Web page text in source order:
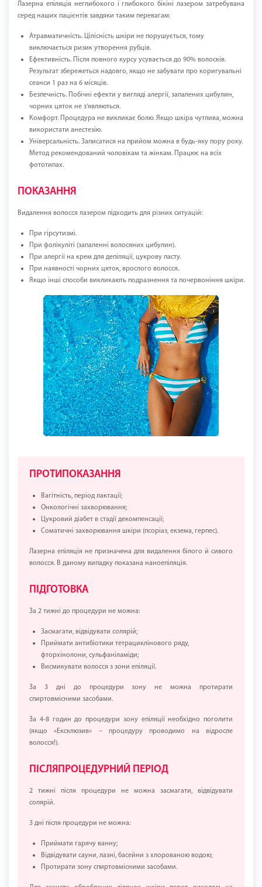
Лазерна епіляція неглибокого і глибокого бікіні лазером затребувана
серед наших пацієнтів завдяки таким перевагам:
Атравматичність. Цілісність шкіри не порушується, тому
виключається ризик утворення рубців.
Ефективність. Після повного курсу усувається до 90% волосків.
Результат збережеться надовго, якщо не забувати про коригувальні
сеанси 1 раз на 6 місяців.
Безпечність. Побічні ефекти у вигляді алергії, запалених цибулин,
чорних цяток не з'являються.
Комфорт. Процедура не викликає болю. Якщо шкіра чутлива, можна
використати анестезію.
Універсальність. Записатися на прийом можна в будь-яку пору року.
Метод рекомендований чоловікам та жінкам. Працює на всіх
фототипах.
ПОКАЗАННЯ
Видалення волосся лазером підходить для різних ситуацій:
При гірсутизмі.
При фолікуліті (запаленні волосяних цибулин).
При алергії на крем для депіляції, цукрову пасту.
При наявності чорних цяток, врослого волосся.
Якщо інші способи викликають подразнення та почервоніння шкіри.
ПРОТИПОКАЗАННЯ
Вагітність, період лактації;
Онкологічні захворювання;
Цукровий діабет в стадії декомпенсації;
Соматичні захворювання шкіри (псоріаз, екзема, герпес).
Лазерна епіляція не призначена для видалення білого й сивого
волосся. В даному випадку показана наноепіляція.
ПІДГОТОВКА
За 2 тижні до процедури не можна:
Засмагати, відвідувати солярій;
Приймати антибіотики тетрациклінового ряду,
фторхінолони, сульфаніламіди;
Висмикувати волосся з зони епіляції.
За 3 дні до процедури зону не можна протирати
спиртовмісними засобами.
За 4-8 годин до процедури зону епіляції необхідно поголити
(якщо «Ексклюзив» – процедуру проводимо на відросле
волосся!).
ПІСЛЯПРОЦЕДУРНИЙ ПЕРІОД
2 тижні після процедури не можна засмагати, відвідувати
солярій.
3 дні після процедури не можна:
Приймати гарячу ванну;
Відвідувати сауни, лазні, басейни з хлорованою водою;
Протирати зону спиртовмісними засобами.